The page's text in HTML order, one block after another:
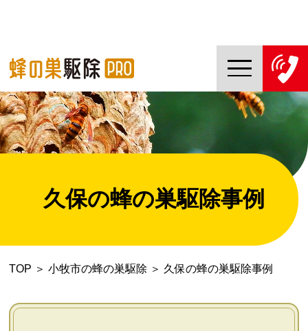
TOP
蜂の巣駆除PROについて
蜂の巣駆除ご依頼の流れ
対応エリア一覧
久保の蜂の巣駆除事例
TOP ＞ 小牧市の蜂の巣駆除 ＞ 久保の蜂の巣駆除事例